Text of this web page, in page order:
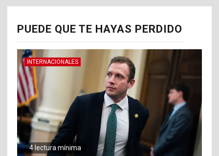
PUEDE QUE TE HAYAS PERDIDO
INTERNACIONALES
4 lectura mínima